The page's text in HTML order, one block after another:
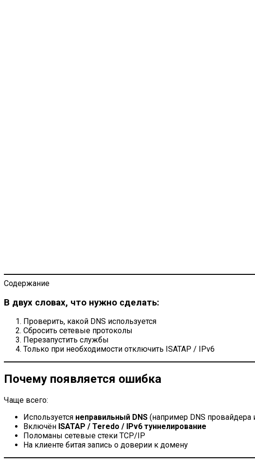
Содержание
В двух словах, что нужно сделать:
Проверить, какой DNS используется
Сбросить сетевые протоколы
Перезапустить службы
Только при необходимости отключить ISATAP / IPv6
Почему появляется ошибка
Чаще всего:
Используется неправильный DNS (например DNS провайдера
Включён ISATAP / Teredo / IPv6 туннелирование
Поломаны сетевые стеки TCP/IP
На клиенте битая запись о доверии к домену